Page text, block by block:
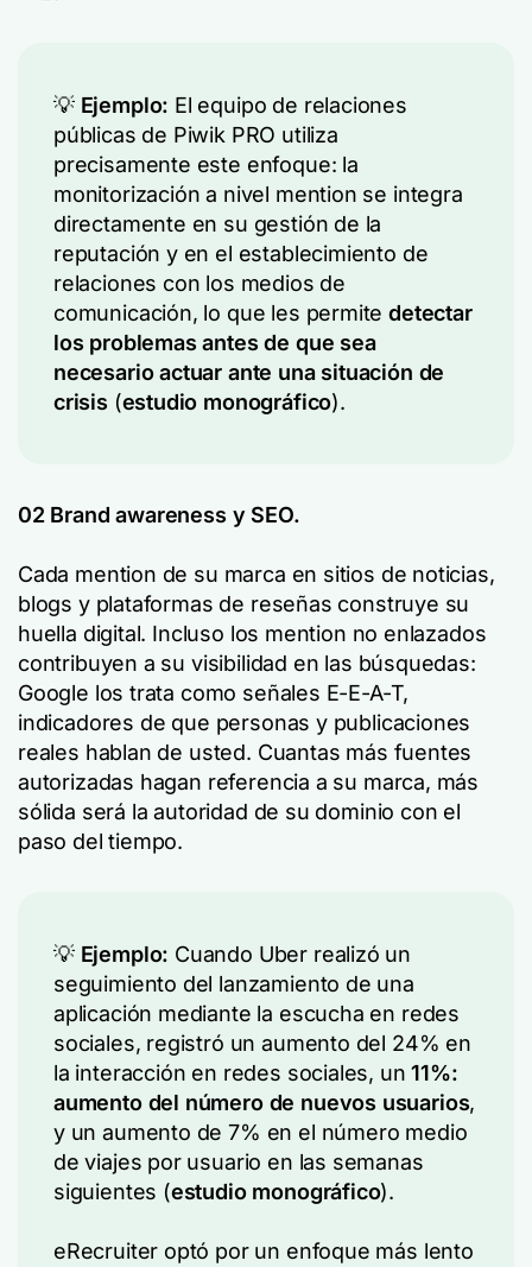
💡 Ejemplo: El equipo de relaciones
públicas de Piwik PRO utiliza
precisamente este enfoque: la
monitorización a nivel mention se integra
directamente en su gestión de la
reputación y en el establecimiento de
relaciones con los medios de
comunicación, lo que les permitedetectar
los problemas antes de que sea
necesario actuar ante una situación de
crisis (estudio monográfico).
02 Brand awareness y SEO.
Cada mention de su marca en sitios de noticias,
blogs y plataformas de reseñas construye su
huella digital. Incluso los mention no enlazados
contribuyen a su visibilidad en las búsquedas:
Google los trata como señales E-E-A-T,
indicadores de que personas y publicaciones
reales hablan de usted. Cuantas más fuentes
autorizadas hagan referencia a su marca, más
sólida será la autoridad de su dominio con el
paso del tiempo.
💡 Ejemplo: Cuando Uber realizó un
seguimiento del lanzamiento de una
aplicación mediante la escucha en redes
sociales, registró un aumento del 24% en
la interacción en redes sociales, un11%:
aumento del número de nuevos usuarios,
y un aumento de 7% en el número medio
de viajes por usuario en las semanas
siguientes (estudio monográfico).
eRecruiter optó por un enfoque más lento